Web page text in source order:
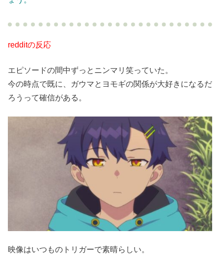
redditの反応
エピソードの間中ずっとニンマリ笑っていた。
今の時点で既に、ガウマとヨモギの関係が大好きになるだ
ろうって確信がある。
映像はいつものトリガーで素晴らしい。